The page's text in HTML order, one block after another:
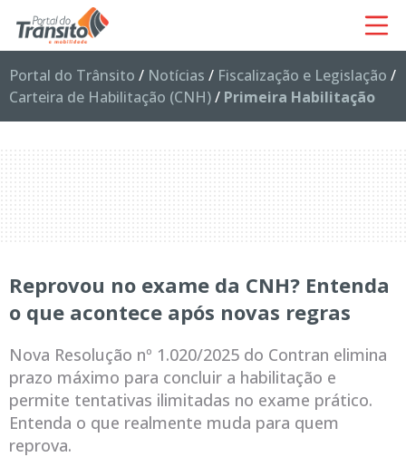
Portal do Trânsito / Notícias / Fiscalização e Legislação /
Carteira de Habilitação (CNH)/ Primeira Habilitação
Reprovou no exame da CNH? Entenda
o que acontece após novas regras
Nova Resolução nº 1.020/2025 do Contran elimina
prazo máximo para concluir a habilitação e
permite tentativas ilimitadas no exame prático.
Entenda o que realmente muda para quem
reprova.